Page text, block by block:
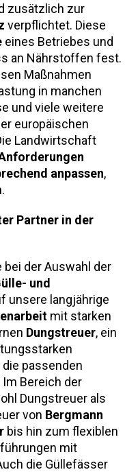
zusätzlich zur
verpflichtet. Diese
eines Betriebes und
an Nährstoffen fest.
Maßnahmen
in manchen
und viele weitere
europäischen
Landwirtschaft
anpassen,
Partner in der
der Auswahl der
und
unsere langjährige
mit starken
Dungstreuer, ein
passenden
Im Bereich der
Dungstreuer als
von Bergmann
bis hin zum flexiblen
mit
die Güllefässer